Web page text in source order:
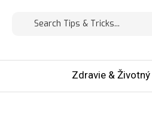
Zdravie &